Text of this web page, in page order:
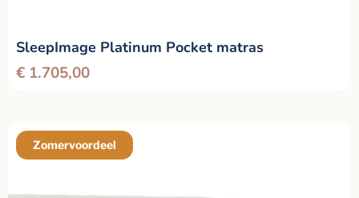
SleepImage Platinum Pocket matras
€ 1.705,00
Zomervoordeel